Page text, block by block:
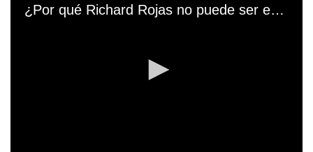
¿Por qué Richard Rojas no puede ser embajador del Perú en Venezuela? - LPD